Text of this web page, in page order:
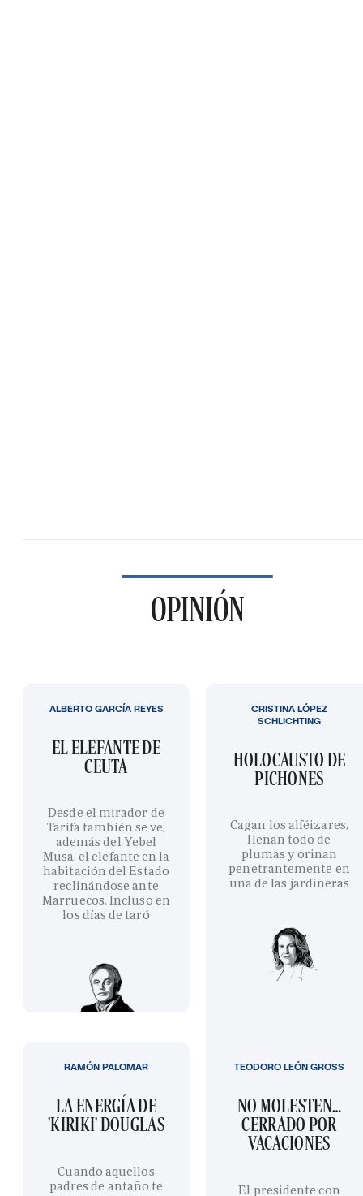
OPINIÓN
EL ELEFANTE DE
CEUTA
Desde el mirador de
Tarifa también se ve,
además del Yebel
Musa, el elefante en la
habitación del Estado
reclinándose ante
Marruecos. Incluso en
los días de taró
ALBERTO GARCÍA REYES
HOLOCAUSTO DE
PICHONES
Cagan los alféizares,
llenan todo de
plumas y orinan
penetrantemente en
una de las jardineras
CRISTINA LÓPEZ
SCHLICHTING
LA ENERGÍA DE
'KIRIKI' DOUGLAS
Cuando aquellos
padres de antaño te
RAMÓN PALOMAR
NO MOLESTEN…
CERRADO POR
VACACIONES
El presidente con
TEODORO LEÓN GROSS